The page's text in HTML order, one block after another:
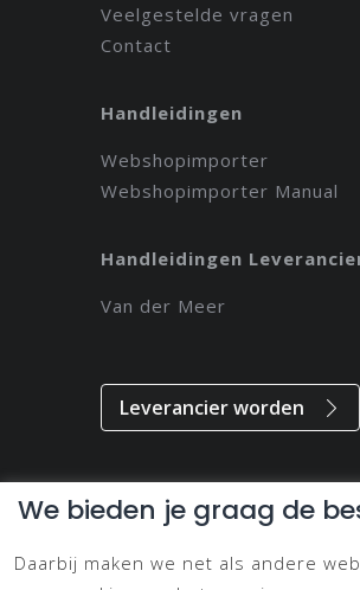
Veelgestelde vragen
Contact
Handleidingen
Webshopimporter
Webshopimporter Manual
Handleidingen
Van der Meer
Leverancier worden
Alle rechten voorbehouden // 2021
Privacy & Disclaimer
We bieden je graag de
Daarbij maken we net als andere